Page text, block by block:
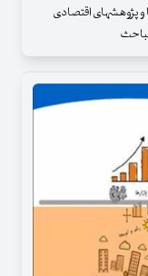
پژوهشهای اقتصادی